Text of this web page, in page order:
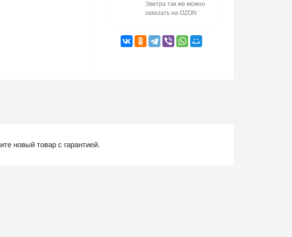
Эвитра так же можно
заказать на OZON
новый товар с гарантией.